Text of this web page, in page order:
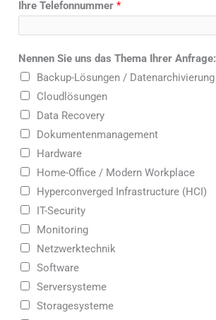
Ihre Telefonnummer*
Nennen Sie uns das Thema Ihrer Anfrage:
Backup-Lösungen / Datenarchivierung
Cloudlösungen
Data Recovery
Dokumentenmanagement
Hardware
Home-Office / Modern Workplace
Hyperconverged Infrastructure (HCI)
IT-Security
Monitoring
Netzwerktechnik
Software
Serversysteme
Storagesysteme